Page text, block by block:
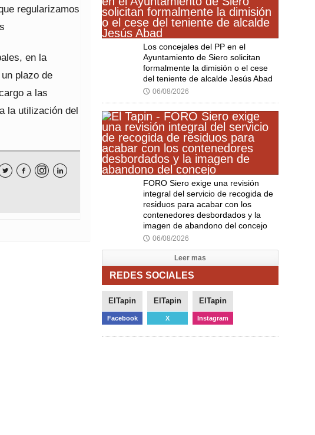
regularizamos
en la
plazo de
a las
la utilización del
  
Los concejales del PP en el
Ayuntamiento de Siero solicitan
formalmente la dimisión o el cese
del teniente de alcalde Jesús Abad
🕔 06/08/2026
FORO Siero exige una revisión
integral del servicio de recogida de
residuos para acabar con los
contenedores desbordados y la
imagen de abandono del concejo
🕔 06/08/2026
Leer mas
REDES SOCIALES
ElTapin
Facebook
ElTapin
X
ElTapin
Instagram